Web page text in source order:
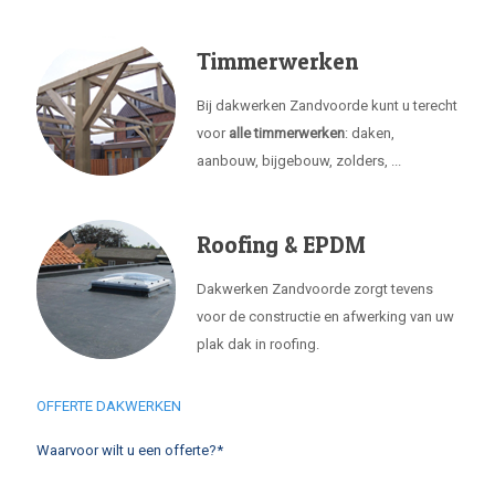
Timmerwerken
Bij dakwerken Zandvoorde kunt u terecht
voor alle timmerwerken: daken,
aanbouw, bijgebouw, zolders, ...
Roofing & EPDM
Dakwerken Zandvoorde zorgt tevens
voor de constructie en afwerking van uw
plak dak in roofing.
OFFERTE DAKWERKEN
Waarvoor wilt u een offerte?*